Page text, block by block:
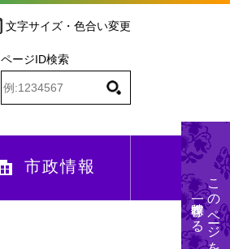
文字サイズ・色合い変更
ページID検索
市政情報
このページを
一時保存する